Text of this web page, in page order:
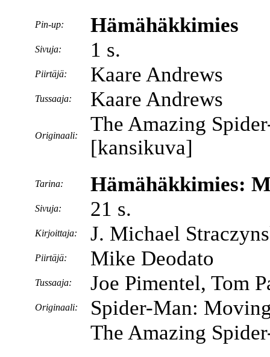
Pin-up: Hämähäkkimies
Sivuja: 1 s.
Piirtäjä: Kaare Andrews
Tussaaja: Kaare Andrews
Originaali:
The Amazing
[kansikuva]
Tarina: Hämähäkkimies:
Sivuja: 21 s.
Kirjoittaja: J. Michael
Piirtäjä: Mike Deodato
Tussaaja: Joe Pimentel, Tom
Originaali:
Spider-Man:
The Amazing